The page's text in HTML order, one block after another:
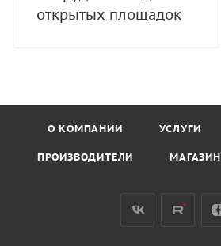
открытых площадок
О КОМПАНИИ УСЛУГИ
ПРОИЗВОДИТЕЛИ МАГАЗИН